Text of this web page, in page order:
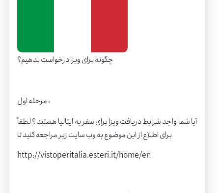
چگونه برای ویزا درخواست بدهیم؟
مرحله اول :
آیا شما واجد شرایط دریافت ویزا برای سفر به ایتالیا هستید ؟ لطفاً
برای اطلاع از این موضوع به وب سایت زیر مراجعه کنید تا
http://vistoperitalia.esteri.it/home/en